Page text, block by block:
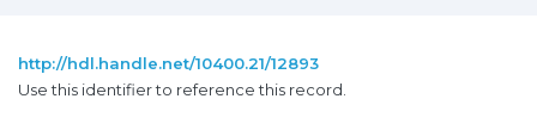
http://hdl.handle.net/10400.21/12893
Use this identifier to reference this record.